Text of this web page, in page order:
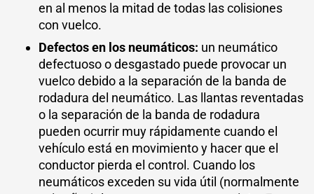
en al menos la mitad de todas las colisiones
con vuelco.
Defectos en los neumáticos: un neumático
defectuoso o desgastado puede provocar un
vuelco debido a la separación de la banda de
rodadura del neumático. Las llantas reventadas
o la separación de la banda de rodadura
pueden ocurrir muy rápidamente cuando el
vehículo está en movimiento y hacer que el
conductor pierda el control. Cuando los
neumáticos exceden su vida útil (normalmente